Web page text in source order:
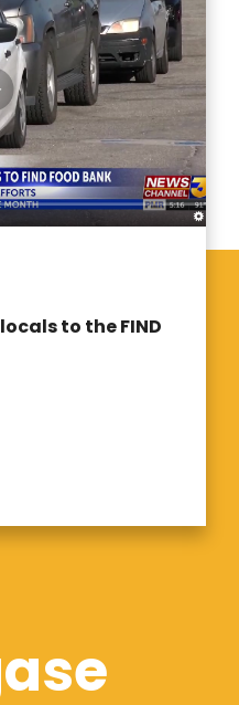
to the FIND